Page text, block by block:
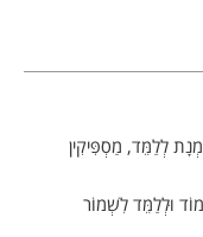
לְלַמֵּד, מַסְפִּיקִין
וּלְלַמֵּד לִשְׁמוֹר